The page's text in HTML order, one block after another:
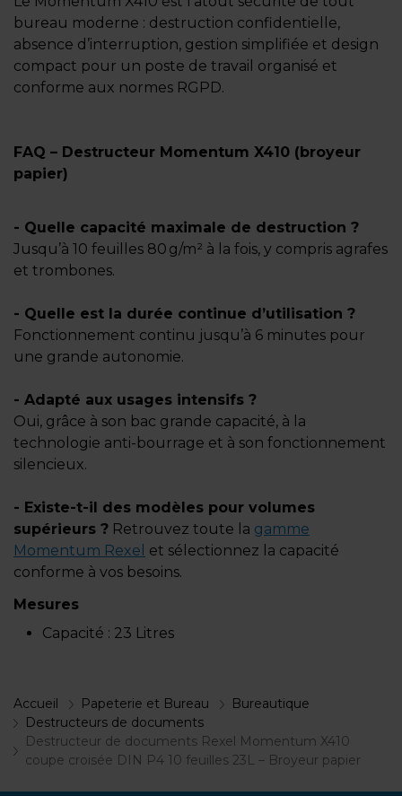
bureau moderne : destruction confidentielle,
absence d’interruption, gestion simplifiée et design
compact pour un poste de travail organisé et
conforme aux normes RGPD.
FAQ – Destructeur Momentum X410 (broyeur
papier)
- Quelle capacité maximale de destruction ?
Jusqu’à 10 feuilles 80 g/m² à la fois, y compris agrafes
et trombones.
- Quelle est la durée continue d’utilisation ?
Fonctionnement continu jusqu’à 6 minutes pour
une grande autonomie.
- Adapté aux usages intensifs ?
Oui, grâce à son bac grande capacité, à la
technologie anti-bourrage et à son fonctionnement
silencieux.
- Existe-t-il des modèles pour volumes
supérieurs ? Retrouvez toute la gamme
Momentum Rexel et sélectionnez la capacité
conforme à vos besoins.
Mesures
Capacité : 23 Litres
Accueil Papeterie et Bureau
Bureautique
Destructeurs de documents
Destructeur de documents Rexel Momentum X410
coupe croisée DIN P4 10 feuilles 23L – Broyeur papier